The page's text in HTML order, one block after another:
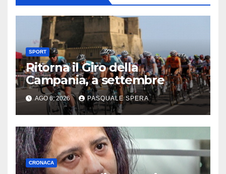
SPORT
Ritorna il Giro della
Campania, a settembre
AGO 6, 2026 PASQUALE SPERA
CRONACA